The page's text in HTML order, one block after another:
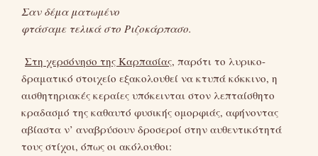
Σαν δέμα ματωμένο
φτάσαμε τελικά στο Ριζοκάρπασο.
Στη χερσόνησο της Καρπασίας, παρότι το λυρικο-
δραματικό στοιχείο εξακολουθεί να κτυπά κόκκινο, η
αισθητηριακές κεραίες υπόκεινται στον λεπταίσθητο
κραδασμό της καθαυτό φυσικής ομορφιάς, αφήνοντας
αβίαστα ν’ αναβρύσουν δροσεροί στην αυθεντικότητά
τους στίχοι, όπως οι ακόλουθοι: